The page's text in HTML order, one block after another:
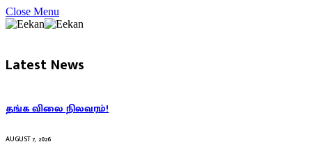
Close Menu
Latest News
தங்க விலை நிலவரம்!
AUGUST 7, 2026